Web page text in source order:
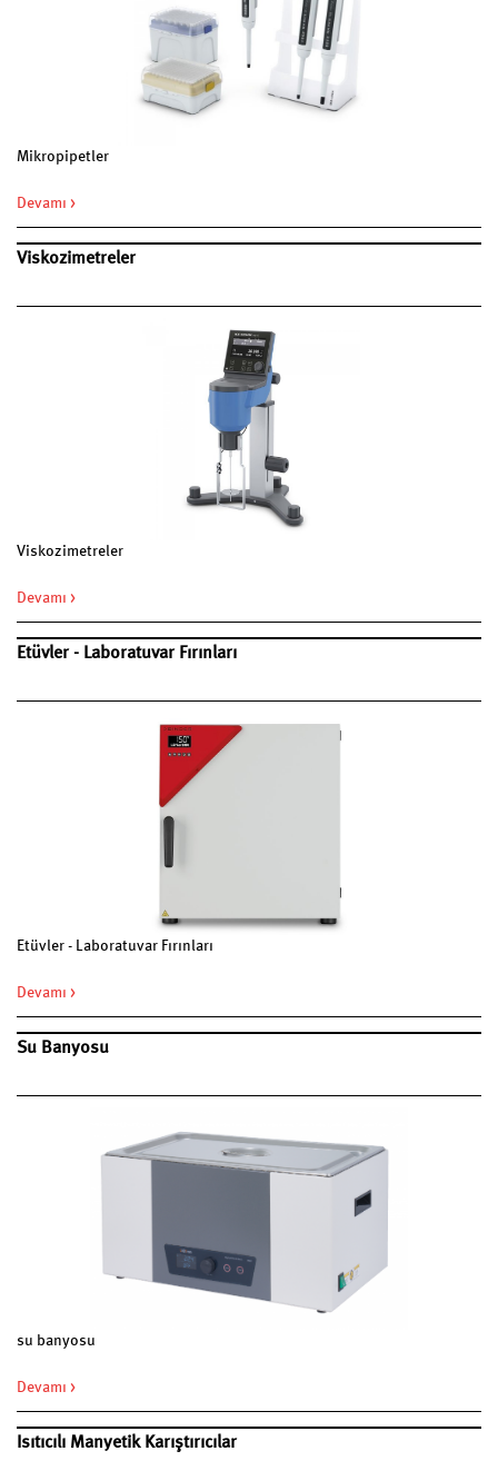
Mikropipetler
Devamı >
Viskozimetreler
Viskozimetreler
Devamı >
Etüvler - Laboratuvar Fırınları
Etüvler - Laboratuvar Fırınları
Devamı >
Su Banyosu
su banyosu
Devamı >
Isıtıcılı Manyetik Karıştırıcılar